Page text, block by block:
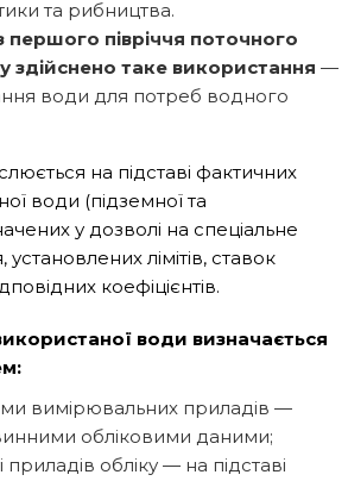
та рибництва.
півріччя поточного
здійснено таке використання —
води для потреб водного
на підставі фактичних
води (підземної та
у дозволі на спеціальне
лімітів, ставок
коефіцієнтів.
води визначається
вимірювальних приладів —
обліковими даними;
приладів обліку — на підставі